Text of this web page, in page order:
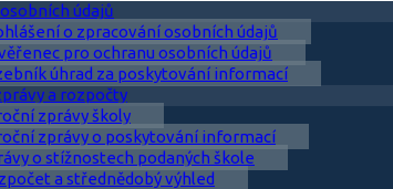
údajů
o zpracování osobních údajů
pro ochranu osobních údajů
úhrad za poskytování informací
a rozpočty
zprávy školy
zprávy o poskytování informací
o stížnostech podaných škole
a střednědobý výhled